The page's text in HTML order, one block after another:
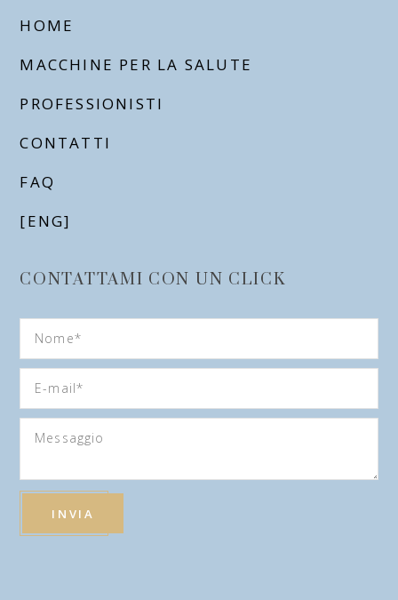
HOME
MACCHINE PER LA SALUTE
PROFESSIONISTI
CONTATTI
FAQ
[ENG]
CONTATTAMI CON UN CLICK